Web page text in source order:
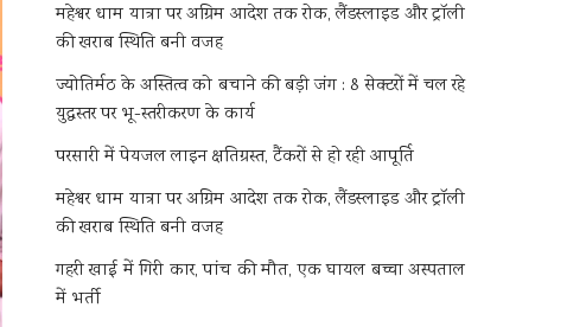
मद्महेश्वर धाम यात्रा पर अग्रिम आदेश तक रोक, लैंडस्लाइड और ट्रॉली
की खराब स्थिति बनी वजह
ज्योतिर्मठ के अस्तित्व को बचाने की बड़ी जंग : 8 सेक्टरों में चल रहे
युद्धस्तर पर भू-स्तरीकरण के कार्य
परसारी में पेयजल लाइन क्षतिग्रस्त, टैंकरों से हो रही आपूर्ति
मद्महेश्वर धाम यात्रा पर अग्रिम आदेश तक रोक, लैंडस्लाइड और ट्रॉली
की खराब स्थिति बनी वजह
गहरी खाई में गिरी कार, पांच की मौत, एक घायल बच्चा अस्पताल
में भर्ती